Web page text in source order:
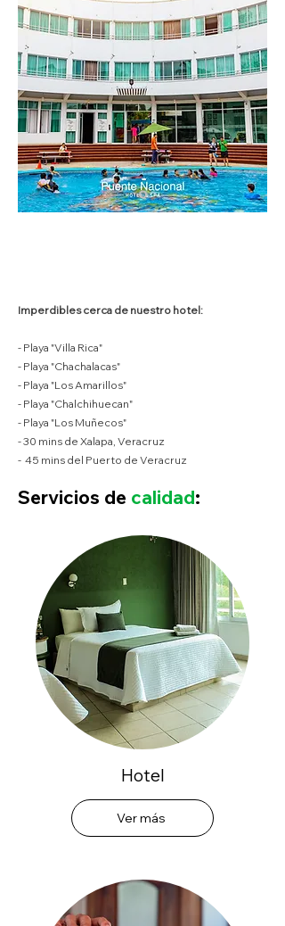
Imperdibles cerca de nuestro hotel:
- Playa "Villa Rica"
- Playa "Chachalacas"
- Playa "Los Amarillos"
- Playa "Chalchihuecan"
- Playa "Los Muñecos"
- 30 mins de Xalapa, Veracruz
- 45 mins del Puerto de Veracruz​
Servicios de calidad:
Hotel
Ver más